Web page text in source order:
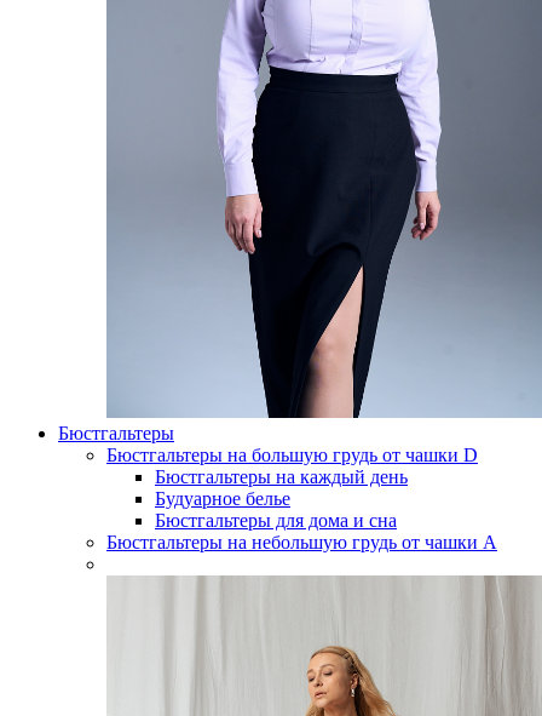
Бюстгальтеры
Бюстгальтеры на большую грудь от чашки D
Бюстгальтеры на каждый день
Будуарное белье
Бюстгальтеры для дома и сна
Бюстгальтеры на небольшую грудь от чашки А